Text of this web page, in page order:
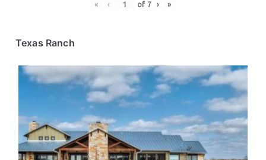
« ‹ of 7 › »
Texas Ranch